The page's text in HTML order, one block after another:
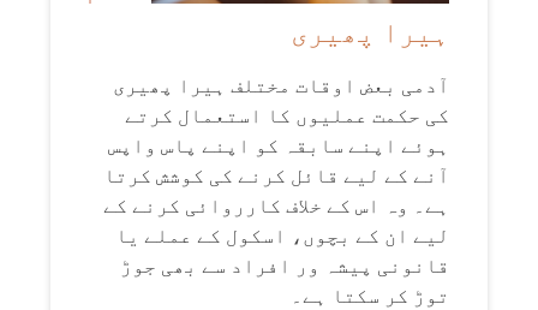
ہیرا پھیری
آدمی بعض اوقات مختلف ہیرا پھیری
کی حکمت عملیوں کا استعمال کرتے
ہوئے اپنے سابقہ ​​کو اپنے پاس واپس
آنے کے لیے قائل کرنے کی کوشش کرتا
ہے۔ وہ اس کے خلاف کارروائی کرنے کے
لیے ان کے بچوں، اسکول کے عملے یا
قانونی پیشہ ور افراد سے بھی جوڑ
توڑ کر سکتا ہے۔